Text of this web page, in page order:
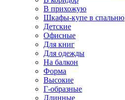
В прихожую
Шкафы-купе в спальню
Детские
Офисные
Для книг
Для одежды
На балкон
Форма
Высокие
Г-образные
Длинные